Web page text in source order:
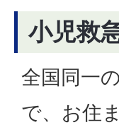
小児救
全国同一
で、お住